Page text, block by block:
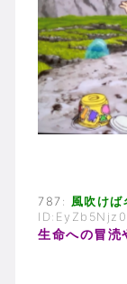
787: 風吹けば
生命への冒涜